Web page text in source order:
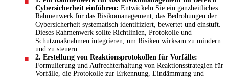
Cybersicherheit einführen: Entwickeln Sie ein ganzheitliches
Rahmenwerk für das Risikomanagement, das Bedrohungen der
Cybersicherheit systematisch identifiziert, bewertet und einstuft.
Dieses Rahmenwerk sollte Richtlinien, Protokolle und
Schutzmaßnahmen integrieren, um Risiken wirksam zu mindern
und zu steuern.
2. Erstellung von Reaktionsprotokollen für Vorfälle:
Formulierung und Aufrechterhaltung von Reaktionsstrategien für
Vorfälle, die Protokolle zur Erkennung, Eindämmung und